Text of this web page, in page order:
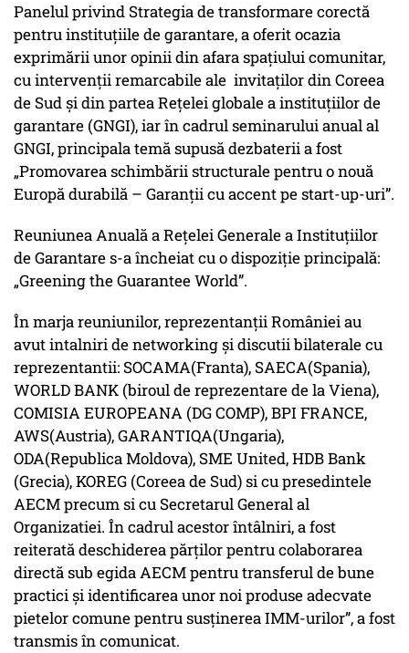
Panelul privind Strategia de transformare corectă
pentru instituțiile de garantare, a oferit ocazia
exprimării unor opinii din afara spațiului comunitar,
cu intervenții remarcabile ale invitaților din Coreea
de Sud și din partea Rețelei globale a instituțiilor de
garantare (GNGI), iar în cadrul seminarului anual al
GNGI, principala temă supusă dezbaterii a fost
„Promovarea schimbării structurale pentru o nouă
Europă durabilă – Garanții cu accent pe start-up-uri”.
Reuniunea Anuală a Rețelei Generale a Instituțiilor
de Garantare s-a încheiat cu o dispoziție principală:
„Greening the Guarantee World”.
În marja reuniunilor, reprezentanții României au
avut intalniri de networking și discutii bilaterale cu
reprezentantii: SOCAMA(Franta), SAECA(Spania),
WORLD BANK (biroul de reprezentare de la Viena),
COMISIA EUROPEANA (DG COMP), BPI FRANCE,
AWS(Austria), GARANTIQA(Ungaria),
ODA(Republica Moldova), SME United, HDB Bank
(Grecia), KOREG (Coreea de Sud) si cu presedintele
AECM precum si cu Secretarul General al
Organizatiei. În cadrul acestor întâlniri, a fost
reiterată deschiderea părților pentru colaborarea
directă sub egida AECM pentru transferul de bune
practici și identificarea unor noi produse adecvate
pietelor comune pentru susținerea IMM-urilor”, a fost
transmis în comunicat.